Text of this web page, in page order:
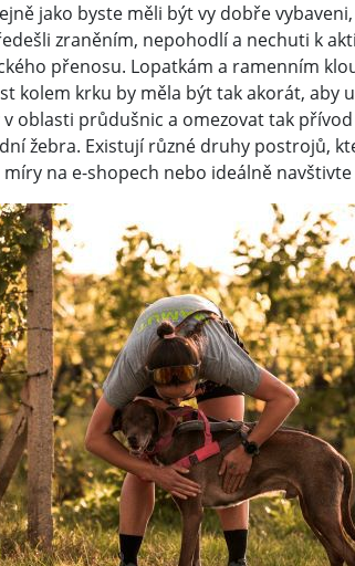
jako byste měli být vy dobře
zraněním, nepohodlí a nechuti k
přenosu. Lopatkám a ramenním
kolem krku by měla být tak akorát,
oblasti průdušnic a omezovat tak
žebra. Existují různé druhy postrojů,
na e-shopech nebo ideálně